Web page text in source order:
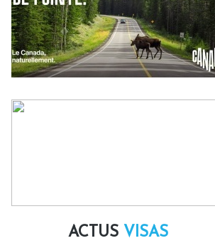
ACTUS VISAS